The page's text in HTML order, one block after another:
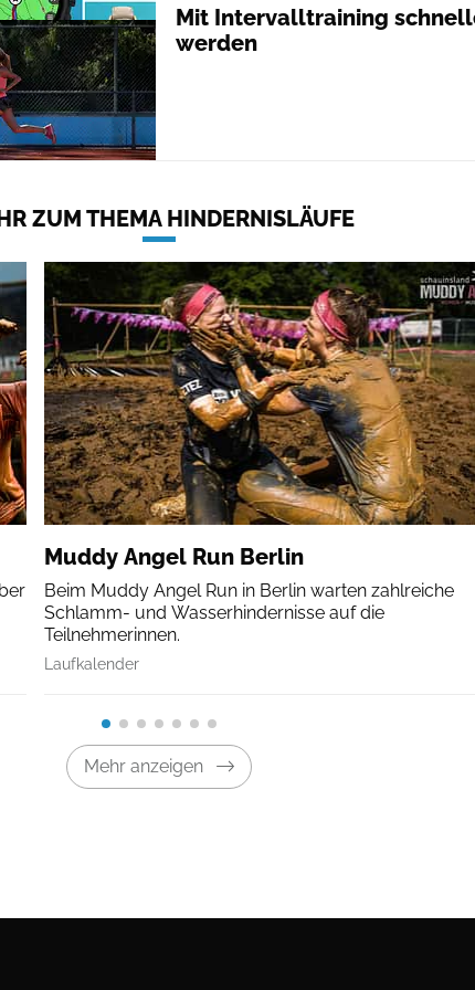
Mit Intervalltraining
werden
ZUM THEMA HINDERNISLÄUFE
Muddy Angel Run Berlin
Beim Muddy Angel Run in Berlin warten zahlreiche
Schlamm- und Wasserhindernisse auf die
Teilnehmerinnen.
Laufkalender
Mehr anzeigen